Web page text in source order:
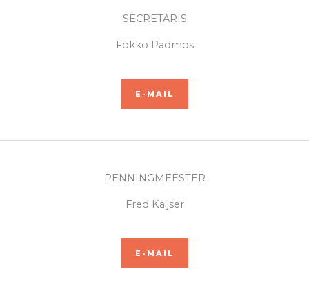
SECRETARIS
Fokko Padmos
E-MAIL
PENNINGMEESTER​
Fred Kaijser
E-MAIL